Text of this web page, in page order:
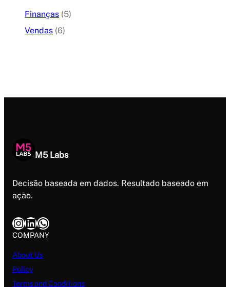
Finanças (5)
Vendas (6)
M5 Labs
Decisão baseada em dados. Resultado baseado em
ação.
InstagramLinkedIn WhatsApp
COMPANY
About Us
Policy
Terms and Conditions